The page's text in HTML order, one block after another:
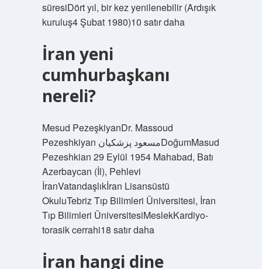
süresiDört yıl, bir kez yenilenebilir (Ardışık
kuruluş4 Şubat 1980)10 satır daha
İran yeni
cumhurbaşkanı
nereli?
Mesud PezeşkiyanDr. Massoud
Pezeshkiyan مسعود پزشکیانDoğumMasud
Pezeshkian 29 Eylül 1954 Mahabad, Batı
Azerbaycan (İl), Pehlevi
İranVatandaşlıkİran Lisansüstü
OkuluTebriz Tıp Bilimleri Üniversitesi, İran
Tıp Bilimleri ÜniversitesiMeslekKardiyo-
torasik cerrahi18 satır daha
İran hangi dine